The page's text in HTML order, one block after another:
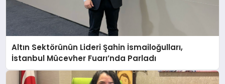
Altın Sektörünün Lideri Şahin İsmailoğulları,
İstanbul Mücevher Fuarı’nda Parladı ￼